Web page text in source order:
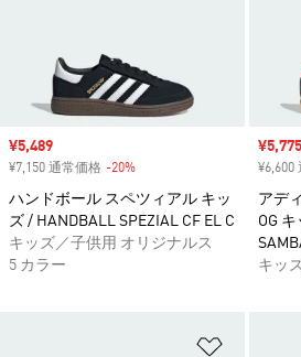
セール価格
¥5,489
¥7,150 通常価格 -20%
ハンドボール スペツィアル キッ
ズ / HANDBALL SPEZIAL CF EL C
キッズ／子供用 オリジナルス
5 カラー
セー
¥5,775
¥6,600
アデ
OG
キッ